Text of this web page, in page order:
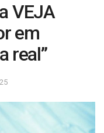
VEJA
em
real”